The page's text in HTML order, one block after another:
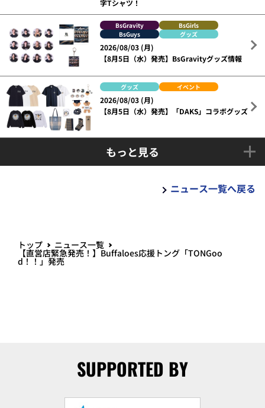
字Tシャツ！
BsGravity
BsGirls
BsGuys
グッズ
2026/08/03 (月)
【8月5日（水）発売】BsGravityグッズ情報
グッズ イベント
2026/08/03 (月)
【8月5日（水）発売】「DAKS」コラボグッズ
もっと見る
ニュース一覧へ戻る
トップ ニュース一覧
【直営店緊急発売！】Buffaloes応援トング「TONGoo
d！！」発売
SUPPORTED BY